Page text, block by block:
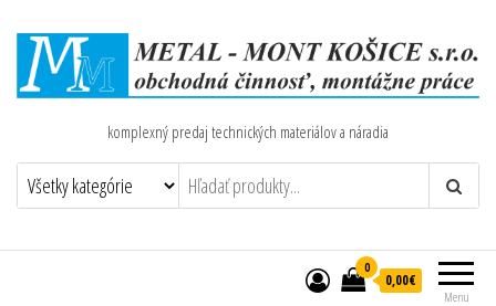
komplexný predaj technických materiálov a náradia
Menu
0
0,00€